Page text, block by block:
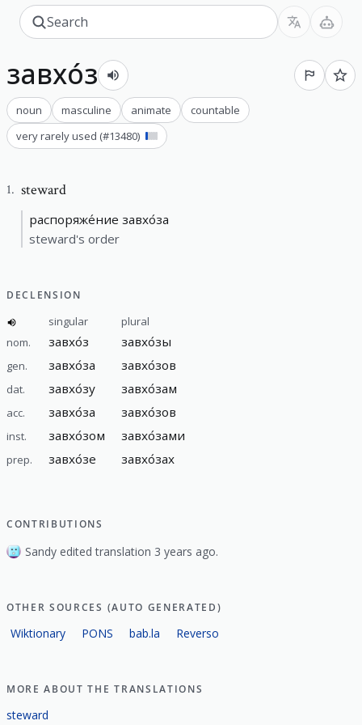
завхо́з
noun masculine animate
countable
very rarely used (#13480)
1. steward
распоряже́ние завхо́за
steward's order
DECLENSION
singular
plural
nom.
завхо́з завхо́зы
gen. завхо́за завхо́зов
dat. завхо́зу завхо́зам
acc. завхо́за завхо́зов
inst. завхо́зом завхо́зами
prep. завхо́зе завхо́зах
CONTRIBUTIONS
Sandy edited translation 3 years ago.
OTHER SOURCES (AUTO GENERATED)
Wiktionary PONS bab.la Reverso
MORE ABOUT THE TRANSLATIONS
steward